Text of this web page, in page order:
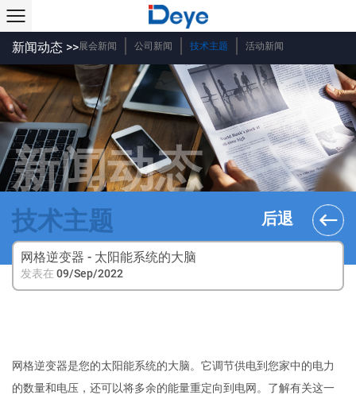
新闻动态 >>展会新闻 公司新闻 技术主题 活动新闻
新闻动态
技术主题 后退
网格逆变器 - 太阳能系统的大脑
发表在 09/Sep/2022
网格逆变器是您的太阳能系统的大脑。它调节供电到您家中的电力
的数量和电压，还可以将多余的能量重定向到电网。了解有关这一